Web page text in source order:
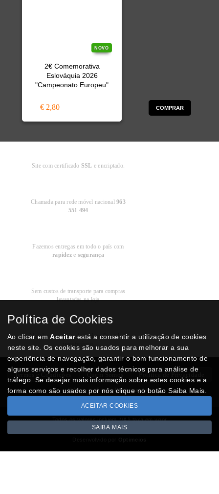
NOVO
2€ Comemorativa
Eslováquia 2026
"Campeonato Europeu"
€ 2,80 COMPRAR
Site com certificado SSL e encriptado.
Chamada para rede móvel nacional963
551 494
Fazemos entregas em todo o país com
rapideze segurança
Sem custos de transporte para compras
levantadas na loja
Modos dePagamento
Multibanco, cartão de crédito, Paypal ou
transferência
Termos e Condições Politica de Privacidade
RAL Livro Reclamações
Todos os valores incluem IVA à taxa em vigor
Copyright © NUMISMATICAJA.com 2026
Política de Cookies
Ao clicar emAceitarestá a consentir a utilização de cookies
neste site. Os cookies são usados para melhorar a sua
experiência de navegação, garantir o bom funcionamento de
alguns serviços e recolher dados técnicos para análise de
tráfego. Se desejar mais informação sobre estes cookies e a
forma como são usados por nós clique no botão Saiba Mais.
ACEITAR COOKIES
SAIBA MAIS